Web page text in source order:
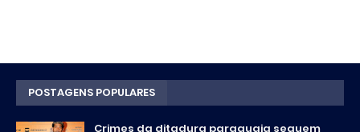
POSTAGENS POPULARES
Crimes da ditadura paraguaia seguem